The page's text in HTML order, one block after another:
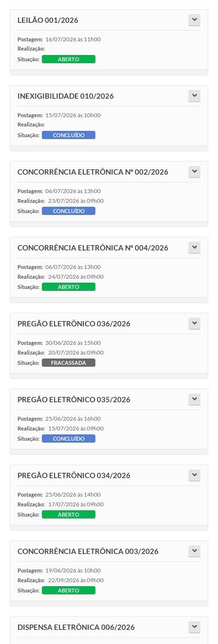
LEILÃO 001/2026
Postagem: 16/07/2026 às 11h00
Realização:
Situação:
ABERTO
INEXIGIBILIDADE 010/2026
Postagem: 15/07/2026 às 10h00
Realização:
Situação:
CONCLUÍDO
CONCORRÊNCIA ELETRÔNICA Nº 002/2026
Postagem: 06/07/2026 às 13h00
Realização: 23/07/2026 às 09h00
Situação: CONCLUÍDO
CONCORRÊNCIA ELETRÔNICA Nº 004/2026
Postagem: 06/07/2026 às 13h00
Realização: 24/07/2026 às 09h00
Situação: ABERTO
PREGÃO ELETRÔNICO 036/2026
Postagem: 30/06/2026 às 15h00
Realização: 20/07/2026 às 09h00
Situação: FRACASSADA
PREGÃO ELETRÔNICO 035/2026
Postagem: 25/06/2026 às 16h00
Realização: 15/07/2026 às 09h00
Situação: CONCLUÍDO
PREGÃO ELETRÔNICO 034/2026
Postagem: 25/06/2026 às 14h00
Realização: 17/07/2026 às 09h00
Situação: ABERTO
CONCORRÊNCIA ELETRÔNICA 003/2026
Postagem: 19/06/2026 às 10h00
Realização: 22/09/2026 às 09h00
Situação: ABERTO
DISPENSA ELETRÔNICA 006/2026